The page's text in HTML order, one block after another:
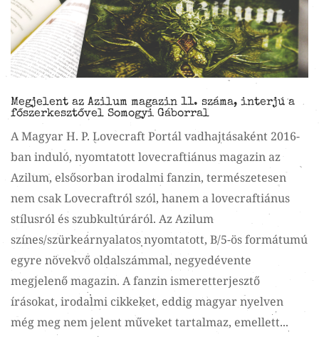
Megjelent az Azilum magazin 11. száma, interjú a
főszerkesztővel Somogyi Gáborral
A Magyar H. P. Lovecraft Portál vadhajtásaként 2016-
ban induló, nyomtatott lovecraftiánus magazin az
Azilum, elsősorban irodalmi fanzin, természetesen
nem csak Lovecraftról szól, hanem a lovecraftiánus
stílusról és szubkultúráról. Az Azilum
színes/szürkeárnyalatos nyomtatott, B/5-ös formátumú
egyre növekvő oldalszámmal, negyedévente
megjelenő magazin. A fanzin ismeretterjesztő
írásokat, irodalmi cikkeket, eddig magyar nyelven
még meg nem jelent műveket tartalmaz, emellett...